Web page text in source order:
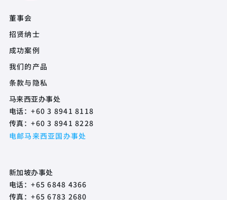
Quick Links
董事会
招贤纳士
Product Quick Links Footer
成功案例
我们的产品
Footer Policy
条款与隐私
马来西亚办事处
电话：+60 3 8941 8118
传真：+60 3 8941 8228
电邮马来西亚国办事处
新加坡办事处
电话：+65 6848 4366
传真：+65 6783 2680